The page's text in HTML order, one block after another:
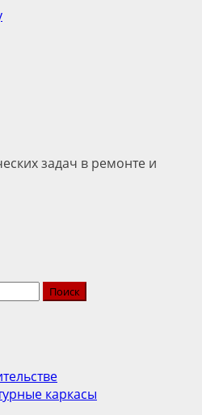
задач в ремонте и
каркасы